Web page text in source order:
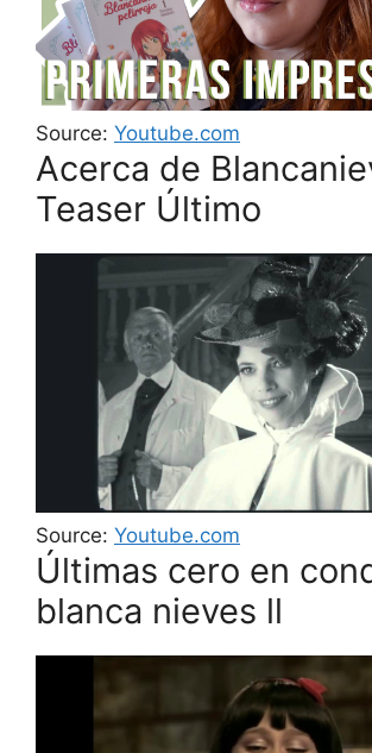
Source: Youtube.com
Acerca de
Teaser Último
Source: Youtube.com
Últimas cero en
blanca nieves ll